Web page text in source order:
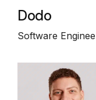
Dodo
Software